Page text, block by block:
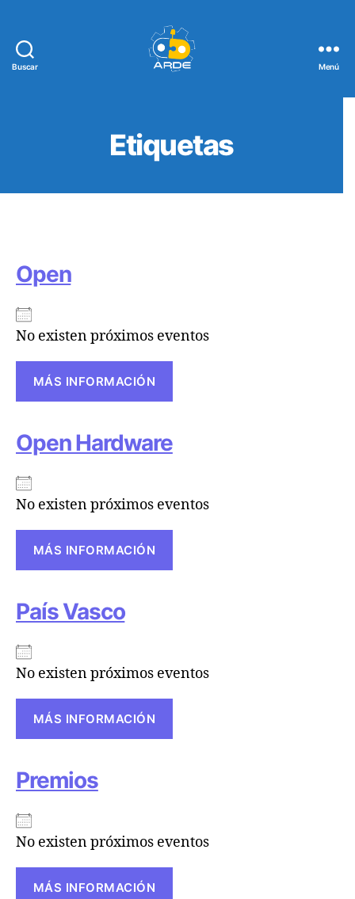
Buscar Menú
Etiquetas
Open
No existen próximos eventos
MÁS INFORMACIÓN
Open Hardware
No existen próximos eventos
MÁS INFORMACIÓN
País Vasco
No existen próximos eventos
MÁS INFORMACIÓN
Premios
No existen próximos eventos
MÁS INFORMACIÓN